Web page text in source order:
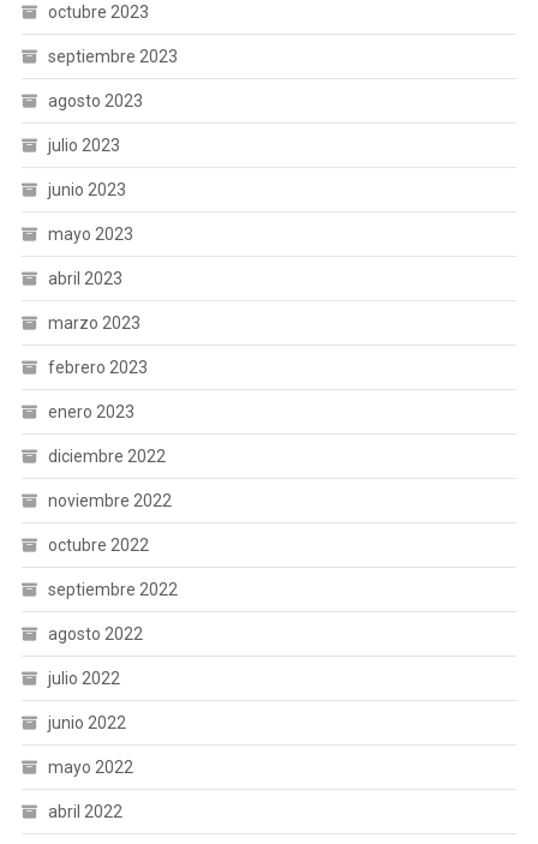
octubre 2023
septiembre 2023
agosto 2023
julio 2023
junio 2023
mayo 2023
abril 2023
marzo 2023
febrero 2023
enero 2023
diciembre 2022
noviembre 2022
octubre 2022
septiembre 2022
agosto 2022
julio 2022
junio 2022
mayo 2022
abril 2022